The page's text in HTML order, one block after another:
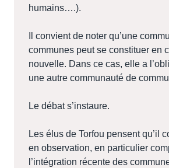
humains….).
Il convient de noter qu’une
communes peut se constituer en
nouvelle. Dans ce cas, elle a
une autre communauté de
Le débat s’instaure.
Les élus de Torfou pensent qu’il
en observation, en particulier
l’intégration récente des